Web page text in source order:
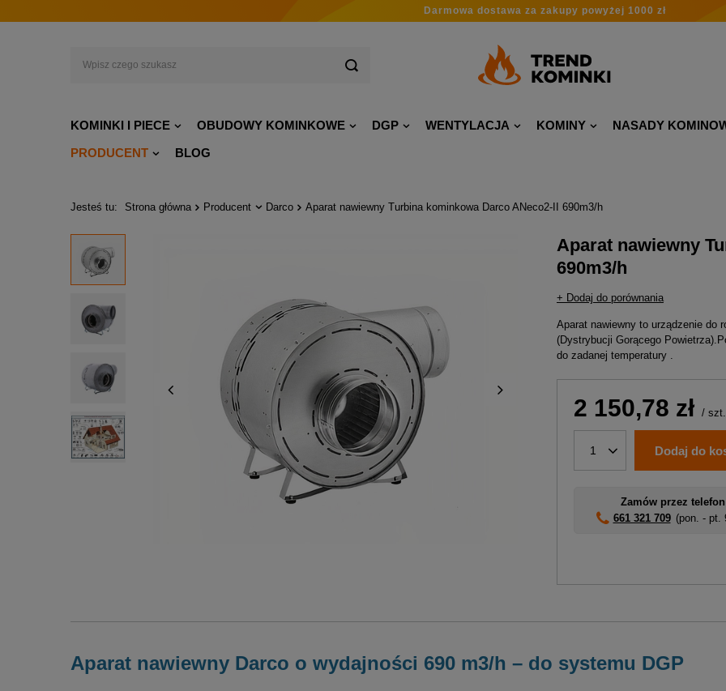
Darmowa dostawa za zakupy powyżej 1000 zł
KOMINKI I PIECE OBUDOWY KOMINKOWE DGP WENTYLACJA KOMINY
NASADY
PRODUCENT
BLOG
Jesteś tu: Strona główna Producent Darco Aparat nawiewny Turbina kominkowa Darco ANeco2-II 690m3/h
Aparat nawiewny
690m3/h
+ Dodaj do porównania
Aparat nawiewny to urządzenie do
(Dystrybucji Gorącego
do zadanej temperatury .
2 150,78 zł / szt.
1 Dodaj do
Zamów przez
661 321 709 (pon. - pt.
Aparat nawiewny Darco o wydajności 690 m3/h – do systemu DGP